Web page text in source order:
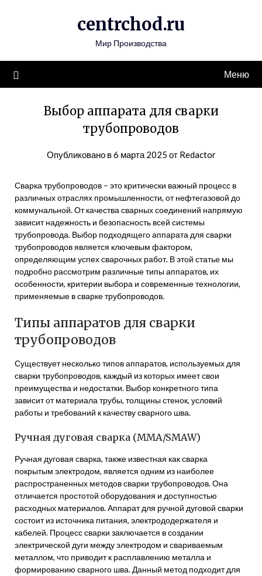
centrchod.ru
Мир Производства
Меню
Выбор аппарата для сварки
трубопроводов
Опубликовано в6 марта 2025 от Redactor
Сварка трубопроводов – это критически важный процесс в
различных отраслях промышленности, от нефтегазовой до
коммунальной. От качества сварных соединений напрямую
зависит надежность и безопасность всей системы
трубопровода. Выбор подходящего аппарата для сварки
трубопроводов является ключевым фактором,
определяющим успех сварочных работ. В этой статье мы
подробно рассмотрим различные типы аппаратов, их
особенности, критерии выбора и современные технологии,
применяемые в сварке трубопроводов.
Типы аппаратов для сварки
трубопроводов
Существует несколько типов аппаратов, используемых для
сварки трубопроводов, каждый из которых имеет свои
преимущества и недостатки. Выбор конкретного типа
зависит от материала трубы, толщины стенок, условий
работы и требований к качеству сварного шва.
Ручная дуговая сварка (MMA/SMAW)
Ручная дуговая сварка, также известная как сварка
покрытым электродом, является одним из наиболее
распространенных методов сварки трубопроводов. Она
отличается простотой оборудования и доступностью
расходных материалов. Аппарат для ручной дуговой сварки
состоит из источника питания, электрододержателя и
кабелей. Процесс сварки заключается в создании
электрической дуги между электродом и свариваемым
металлом, что приводит к расплавлению металла и
формированию сварного шва. Данный метод подходит для